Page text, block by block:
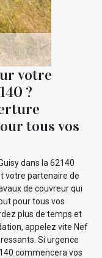
votre
?
tous vos
dans la 62140
votre partenaire de
de couvreur qui
pour tous vos
plus de temps et
appelez vite Nef
Si urgence
commencera vos